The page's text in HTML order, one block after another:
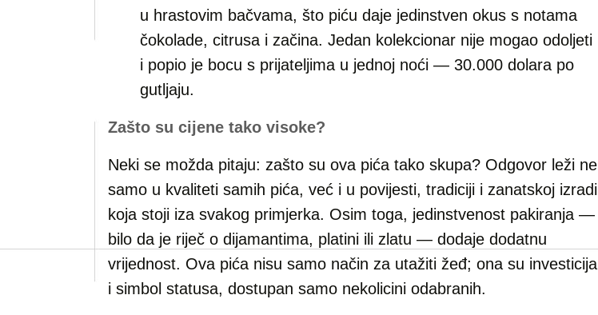
u hrastovim bačvama, što piću daje jedinstven okus s notama
čokolade, citrusa i začina. Jedan kolekcionar nije mogao odoljeti
i popio je bocu s prijateljima u jednoj noći — 30.000 dolara po
gutljaju.
Zašto su cijene tako visoke?
Neki se možda pitaju: zašto su ova pića tako skupa? Odgovor leži ne
samo u kvaliteti samih pića, već i u povijesti, tradiciji i zanatskoj izradi
koja stoji iza svakog primjerka. Osim toga, jedinstvenost pakiranja —
bilo da je riječ o dijamantima, platini ili zlatu — dodaje dodatnu
vrijednost. Ova pića nisu samo način za utažiti žeđ; ona su investicija
i simbol statusa, dostupan samo nekolicini odabranih.